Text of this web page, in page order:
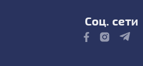
Соц. сети